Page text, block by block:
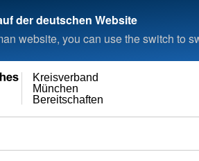
der deutschen Website
website, you can use the switch to
Bereitschaften
München
Kreisverband